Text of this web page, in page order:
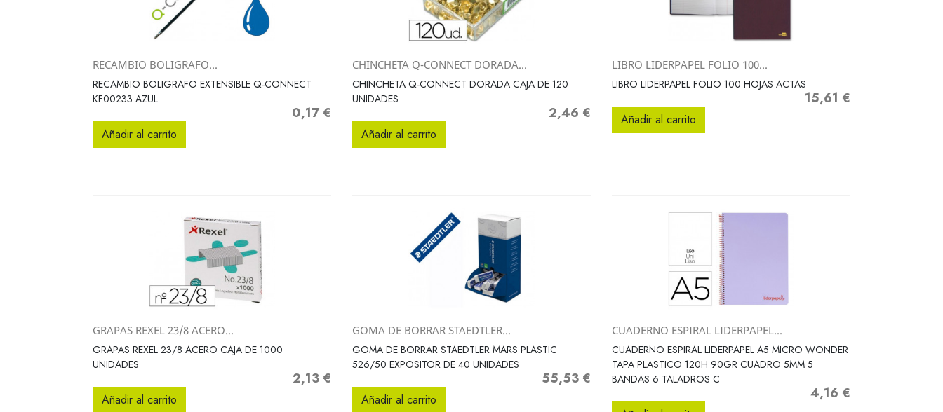
Vista rápida
RECAMBIO BOLIGRAFO...
RECAMBIO BOLIGRAFO EXTENSIBLE Q-CONNECT
KF00233 AZUL
Precio
0,17 €
Añadir al carrito
Vista rápida
CHINCHETA Q-CONNECT DORADA...
CHINCHETA Q-CONNECT DORADA CAJA DE 120
UNIDADES
Precio
2,46 €
Añadir al carrito
 Vista rápida
LIBRO LIDERPAPEL FOLIO 100...
LIBRO LIDERPAPEL FOLIO 100 HOJAS ACTAS
Precio
15,61 €
Añadir al carrito
 Vista rápida
GRAPAS REXEL 23/8 ACERO...
GRAPAS REXEL 23/8 ACERO CAJA DE 1000
UNIDADES
Precio
2,13 €
Añadir al carrito
 Vista rápida
GOMA DE BORRAR STAEDTLER...
GOMA DE BORRAR STAEDTLER MARS PLASTIC
526/50 EXPOSITOR DE 40 UNIDADES
Precio
55,53 €
Añadir al carrito
Vista rápida
CUADERNO ESPIRAL LIDERPAPEL...
CUADERNO ESPIRAL LIDERPAPEL A5 MICRO WONDER
TAPA PLASTICO 120H 90GR CUADRO 5MM 5
BANDAS 6 TALADROS C
Precio
4,16 €